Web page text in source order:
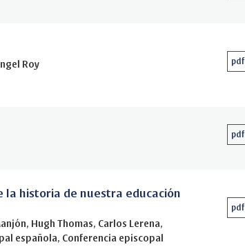
Roy
pdf
pdf
la historia de nuestra educación
Hugh Thomas, Carlos Lerena,
española, Conferencia episcopal
pdf